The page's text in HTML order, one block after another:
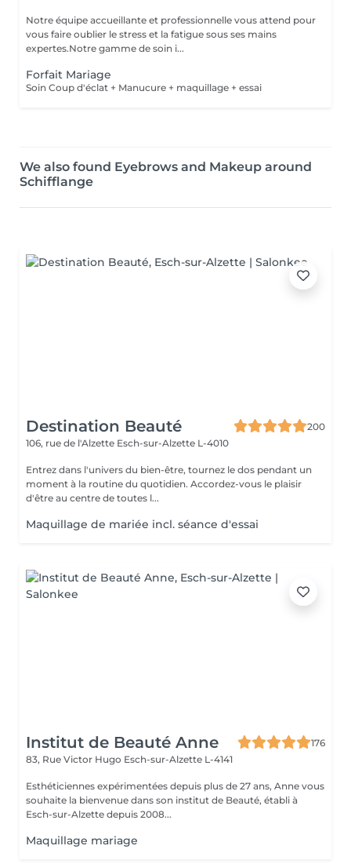
Notre équipe accueillante et professionnelle vous attend pour
vous faire oublier le stress et la fatigue sous ses mains
expertes.Notre gamme de soin i...
Forfait Mariage
Soin Coup d'éclat + Manucure + maquillage + essai
We also found Eyebrows and Makeup around
Schifflange
Destination Beauté
200
106, rue de l'Alzette Esch-sur-Alzette L-4010
Entrez dans l'univers du bien-être, tournez le dos pendant un
moment à la routine du quotidien. Accordez-vous le plaisir
d'être au centre de toutes l...
Maquillage de mariée incl. séance d'essai
Institut de Beauté Anne
176
83, Rue Victor Hugo Esch-sur-Alzette L-4141
Esthéticiennes expérimentées depuis plus de 27 ans, Anne vous
souhaite la bienvenue dans son institut de Beauté, établi à
Esch-sur-Alzette depuis 2008...
Maquillage mariage